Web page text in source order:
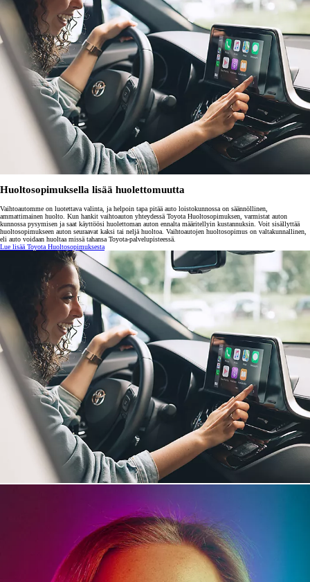
Huoltosopimuksella lisää huolettomuutta
Vaihtoautomme on luotettava valinta, ja helpoin tapa pitää auto loistokunnossa on säännöllinen,
ammattimainen huolto. Kun hankit vaihtoauton yhteydessä Toyota Huoltosopimuksen, varmistat auton
kunnossa pysymisen ja saat käyttöösi huolettoman auton ennalta määritellyin kustannuksin. Voit sisällyttää
huoltosopimukseen auton seuraavat kaksi tai neljä huoltoa. Vaihtoautojen huoltosopimus on valtakunnallinen,
eli auto voidaan huoltaa missä tahansa Toyota-palvelupisteessä.
Lue lisää Toyota Huoltosopimuksesta